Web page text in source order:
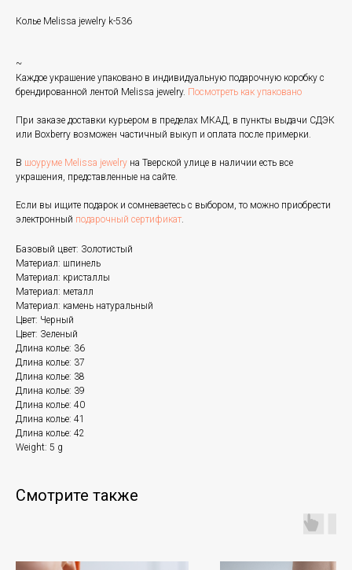
Колье Melissa jewelry k-536
~
Каждое украшение упаковано в индивидуальную подарочную коробку с
брендированной лентой Melissa jewelry. Посмотреть как упаковано
При заказе доставки курьером в пределах МКАД, в пункты выдачи СДЭК
или Boxberry возможен частичный выкуп и оплата после примерки.
В шоуруме Melissa jewelry на Тверской улице в наличии есть все
украшения, представленные на сайте.
Если вы ищите подарок и сомневаетесь с выбором, то можно приобрести
электронный подарочный сертификат.
Базовый цвет: Золотистый
Материал: шпинель
Материал: кристаллы
Материал: металл
Материал: камень натуральный
Цвет: Черный
Цвет: Зеленый
Длина колье: 36
Длина колье: 37
Длина колье: 38
Длина колье: 39
Длина колье: 40
Длина колье: 41
Длина колье: 42
Weight: 5 g
Смотрите также